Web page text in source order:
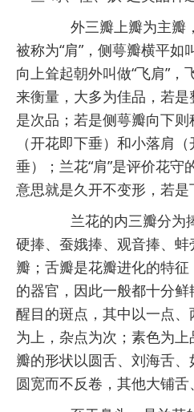
外三瓣上瓣为主瓣
被称为“肩”，侧萼瓣横平如
向上耸起朝外叫做“飞肩”，
来衡量，大多为佳品，若
是次品；若是侧萼瓣向下则
（开花即下垂）和小落肩
垂）；兰花“肩”是评价花
意思就是久开不变形，若是
兰花的内三瓣分为
硬捧、蚕娥捧、观音捧、
瓣；舌瓣是花瓣进化的特
的器官，因此一般都十分
醒目的斑点，其中以一点
为上，杂点为次；素色为
瓣的形状以圆舌、刘海舌
圆宽而不反卷，其他大铺舌